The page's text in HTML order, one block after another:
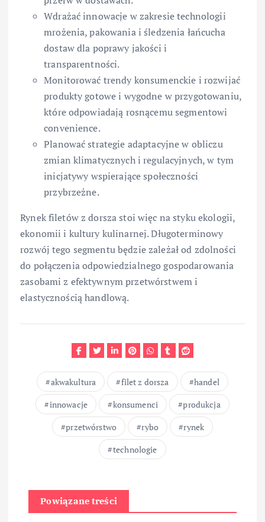
Wdrażać innowacje w zakresie technologii
mrożenia, pakowania i śledzenia łańcucha
dostaw dla poprawy jakości i
transparentności.
Monitorować trendy konsumenckie i rozwijać
produkty gotowe i wygodne w przygotowaniu,
które odpowiadają rosnącemu segmentowi
convenience.
Planować strategie adaptacyjne w obliczu
zmian klimatycznych i regulacyjnych, w tym
inicjatywy wspierające społeczności
przybrzeżne.
Rynek filetów z dorsza stoi więc na styku ekologii,
ekonomii i kultury kulinarnej. Długoterminowy
rozwój tego segmentu będzie zależał od zdolności
do połączenia odpowiedzialnego gospodarowania
zasobami z efektywnym przetwórstwem i
elastycznością handlową.
akwakultura filet z dorsza
handel
innowacje
konsumenci
produkcja
przetwórstwo
rybo
rynek
technologie
Powiązane treści